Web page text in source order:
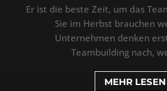
Er ist die beste Zeit, um das
Sie im Herbst brauchen
Unternehmen denken
Teambuilding nach,
MEHR LESEN